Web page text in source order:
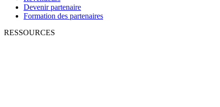
Devenir partenaire
Formation des partenaires
RESSOURCES